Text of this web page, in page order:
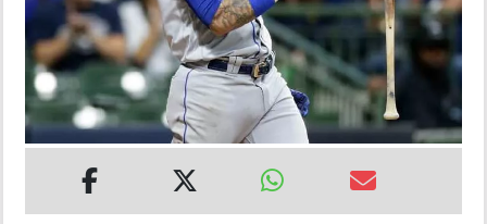
MUNDO
INSÓLITAS
MULTIMEDIA
IMPRESO